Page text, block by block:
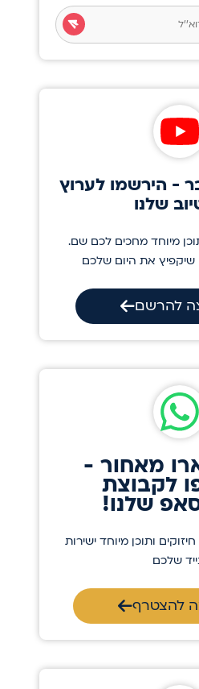
- הירשמו לערוץ
שלנו
מיוחד מחכים לכם שם.
שיקפיץ את היום שלכם
להרשם
מאחור -
לקבוצת
שלנו!
ותוכן מיוחד ישירות
שלכם
להצטרף